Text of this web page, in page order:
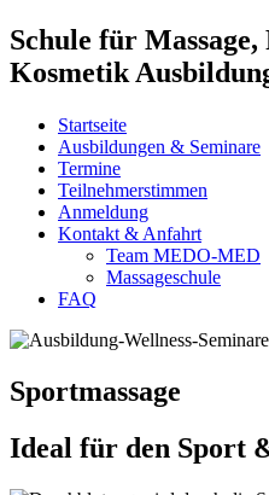
Schule für
Kosmetik
Startseite
Ausbildungen & Seminare
Termine
Teilnehmerstimmen
Anmeldung
Kontakt & Anfahrt
Team MEDO-MED
Massageschule
FAQ
Sportmassage
Ideal für den Sport